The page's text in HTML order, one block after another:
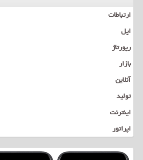
ارتباطات
اپل
رپورتاژ
بازار
آنلاین
تولید
اینترنت
اپراتور